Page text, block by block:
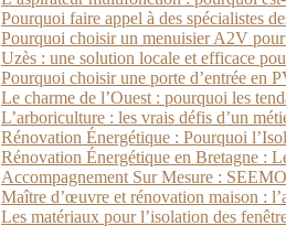
Pourquoi faire appel à des spécialistes
Pourquoi choisir un menuisier A2V
Uzès : une solution locale et efficace
Pourquoi choisir une porte d’entrée en
Le charme de l’Ouest : pourquoi les
L’arboriculture : les vrais défis d’un
Rénovation Énergétique : Pourquoi
Rénovation Énergétique en Bretagne :
Accompagnement Sur Mesure :
Maître d’œuvre et rénovation maison :
Les matériaux pour l’isolation des